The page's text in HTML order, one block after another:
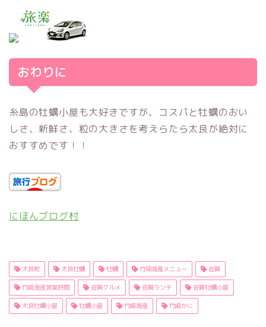
おわりに
糸島の牡蠣小屋も大好きですが、コスパと牡蠣のおい
しさ、新鮮さ、粒の大きさを考えらたら太良が絶対に
おすすめです！！
にほんブログ村
太良町 太良牡蠣 牡蠣 竹碕海産メニュー 佐賀
竹崎海産営業時間 佐賀グルメ 佐賀ランチ 佐賀牡蠣小屋
太良牡蠣小屋 牡蠣小屋 竹崎海産 竹崎かに